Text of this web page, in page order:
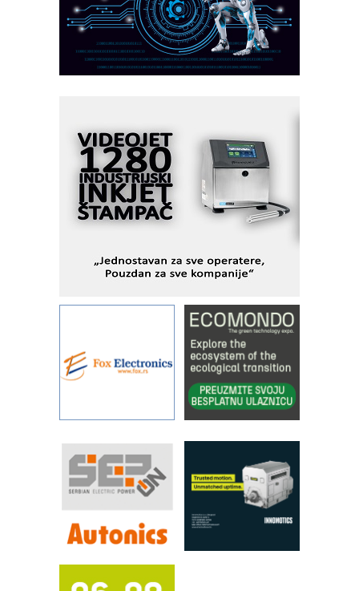
veštačkom inteligencijom
I.SAFE MOBILE revolucioniše
industrijsku automatizaciju
pionirskimmobile operator PANEL-OM
KIP KOP – napredna rešenja za
savremene industrijske i logističke
objekte
Alba d.o.o. – 35 godina preciznosti u
metrologiji i pametnim dozirnim
rešenjima
STAUFF – Komponente koje
sistema
YAMADA pumpe – japanska
pouzdanost u transferu fluida
Filtration Group Industrial – Napredna
rešenja za filtraciju u hidrauličkim i
procesnim sistemima
RILINEX kompanije Rittal
FANUC: Najbolje za vašu pametnu
automatizaciju
Efikasno upravljanje energijom
Automatizacija pakovanja · Display
(Shelf-Ready) omotnice
Potpuna efikasnost bez složenih
Trajna oznaka kao dugoročna korist